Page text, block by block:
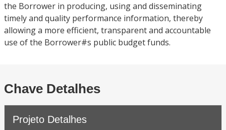
the Borrower in producing, using and disseminating
timely and quality performance information, thereby
allowing a more efficient, transparent and accountable
use of the Borrower#s public budget funds.
Chave Detalhes
Projeto Detalhes